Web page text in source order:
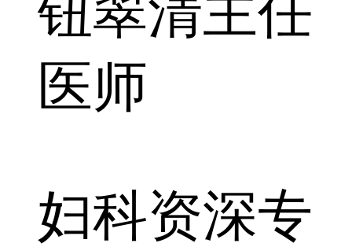
钮翠清主任
医师
妇科资深专